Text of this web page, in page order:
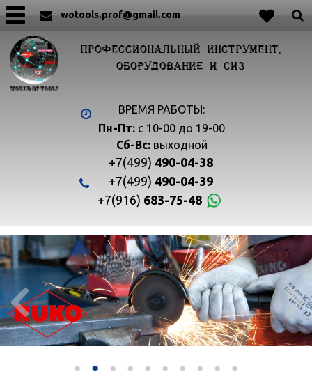
wotools.prof@gmail.com
ПРОФЕССИОНАЛЬНЫЙ ИНСТРУМЕНТ,
ОБОРУДОВАНИЕ И СИЗ
ВРЕМЯ РАБОТЫ:
Пн-Пт: с 10-00 до 19-00
Сб-Вс:выходной
+7(499) 490-04-38
+7(499) 490-04-39
+7(916) 683-75-48
 